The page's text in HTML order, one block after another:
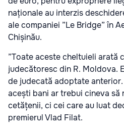
naționale au interzis
ale companiei ”Le Bridge” în
Chișinău.
”Toate aceste cheltuieli arată
judecătoresc din R. Moldova.
de judecată adoptate
acești bani ar trebui cineva să
cetățenii, ci cei care au luat
premierul Vlad Filat.